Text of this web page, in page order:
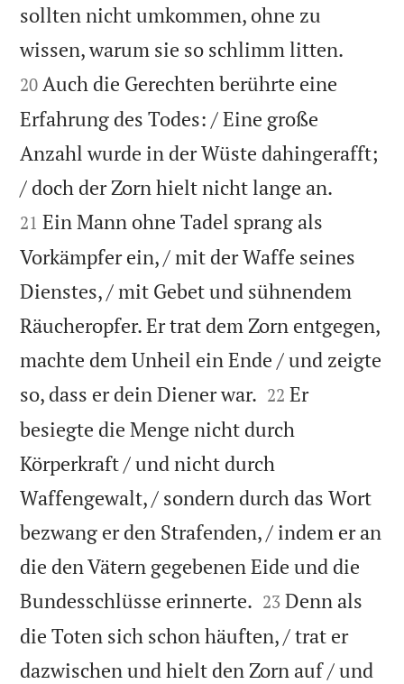
sollten nicht umkommen, ohne zu
wissen, warum sie so schlimm litten.
20 Auch die Gerechten berührte eine
Erfahrung des Todes: / Eine große
Anzahl wurde in der Wüste dahingerafft;
/ doch der Zorn hielt nicht lange an.
21 Ein Mann ohne Tadel sprang als
Vorkämpfer ein, / mit der Waffe seines
Dienstes, / mit Gebet und sühnendem
Räucheropfer. Er trat dem Zorn entgegen,
machte dem Unheil ein Ende / und zeigte
so, dass er dein Diener war. 

22 Er
besiegte die Menge nicht durch
Körperkraft / und nicht durch
Waffengewalt, / sondern durch das Wort
bezwang er den Strafenden, / indem er an
die den Vätern gegebenen Eide und die
Bundesschlüsse erinnerte. 

23 Denn als
die Toten sich schon häuften, / trat er
dazwischen und hielt den Zorn auf / und